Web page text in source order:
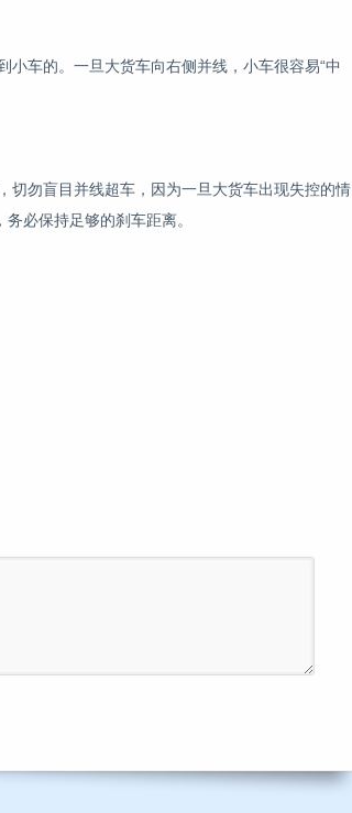
车的。一旦大货车向右侧并线，小车很容易“中
切勿盲目并线超车，因为一旦大货车出现失控的情
必保持足够的刹车距离。